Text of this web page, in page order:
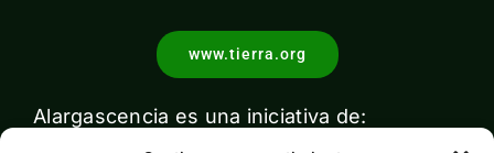
www.tierra.org
Alargascencia es una iniciativa de: